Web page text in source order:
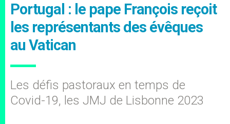
Portugal : le pape François reçoit
les représentants des évêques
au Vatican
Les défis pastoraux en temps de
Covid-19, les JMJ de Lisbonne 2023